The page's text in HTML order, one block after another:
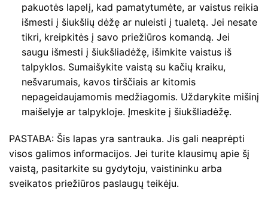
pakuotės lapelį, kad pamatytumėte, ar vaistus reikia
išmesti į šiukšlių dėžę ar nuleisti į tualetą. Jei nesate
tikri, kreipkitės į savo priežiūros komandą. Jei
saugu išmesti į šiukšliadėžę, išimkite vaistus iš
talpyklos. Sumaišykite vaistą su kačių kraiku,
nešvarumais, kavos tirščiais ar kitomis
nepageidaujamomis medžiagomis. Uždarykite mišinį
maišelyje ar talpykloje. Įmeskite į šiukšliadėžę.
PASTABA: Šis lapas yra santrauka. Jis gali neaprėpti
visos galimos informacijos. Jei turite klausimų apie šį
vaistą, pasitarkite su gydytoju, vaistininku arba
sveikatos priežiūros paslaugų teikėju.